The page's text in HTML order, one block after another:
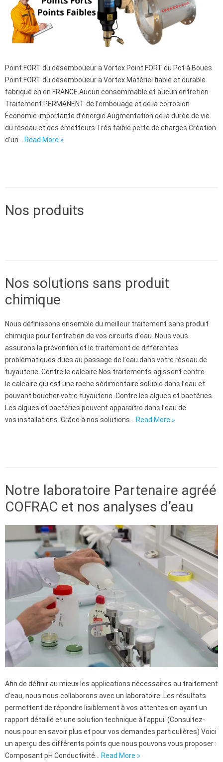
Point FORT du désemboueur a Vortex Point FORT du Pot à Boues
Point FORT du désemboueur a Vortex Matériel fiable et durable
fabriqué en en FRANCE Aucun consommable et aucun entretien
Traitement PERMANENT de l’embouage et de la corrosion
Économie importante d’énergie Augmentation de la durée de vie
du réseau et des émetteurs Très faible perte de charges Création
d’un…
Read More »
Nos produits
Nos solutions sans produit
chimique
Nous définissons ensemble du meilleur traitement sans produit
chimique pour l’entretien de vos circuits d’eau. Nous vous
assurons la prévention et le traitement de différentes
problématiques dues au passage de l’eau dans votre réseau de
tuyauterie. Contre le calcaire Nos traitements agissent contre
le calcaire qui est une roche sédimentaire soluble dans l’eau et
pouvant boucher votre tuyauterie. Contre les algues et bactéries
Les algues et bactéries peuvent apparaître dans l’eau de
vos installations. Grâce à nos solutions…
Read More »
Notre laboratoire Partenaire agréé
COFRAC et nos analyses d’eau
Afin de définir au mieux les applications nécessaires au traitement
d’eau, nous nous collaborons avec un laboratoire. Les résultats
permettent de répondre lisiblement à vos attentes en ayant un
rapport détaillé et une solution technique à l’appui. (Consultez-
nous pour en savoir plus et pour vos demandes particulières) Voici
un aperçu des différents points que nous pouvons vous proposer :
Composant pH Conductivité…
Read More »